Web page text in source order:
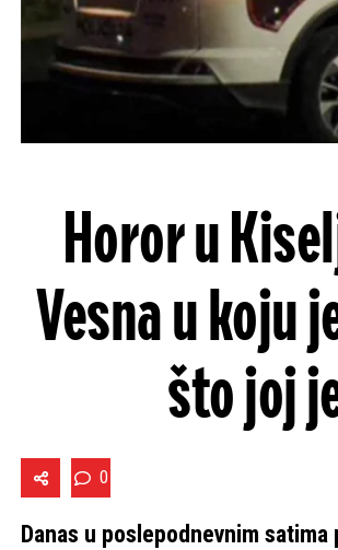
Horor u
Vesna u koju
što joj
0
Danas u poslepodnevnim